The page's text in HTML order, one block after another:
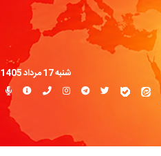
شنبه 17 مرداد 1405